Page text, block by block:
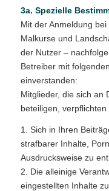
3a. Spezielle
Mit der Anmeldung
Malkurse und
der Nutzer –
Betreiber mit
einverstanden:
Mitglieder, die sich an
beteiligen, verpflichten
1. Sich in Ihren
strafbarer Inhalte,
Ausdrucksweise zu
2. Die alleinige
eingestellten Inhalte